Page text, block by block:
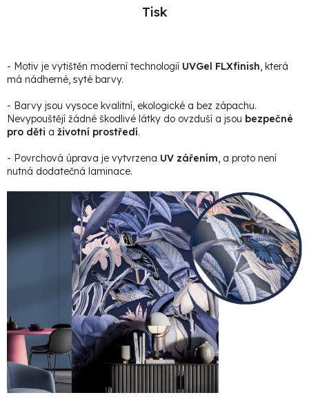
Tisk
- Motiv je vytištěn moderní technologií UVGel FLXfinish, která
má nádherné, syté barvy.
- Barvy jsou vysoce kvalitní, ekologické a bez zápachu.
Nevypouštějí žádné škodlivé látky do ovzduší a jsou bezpečné
pro děti a životní prostředí.
- Povrchová úprava je vytvrzena UV zářením, a proto není
nutná dodatečná laminace.